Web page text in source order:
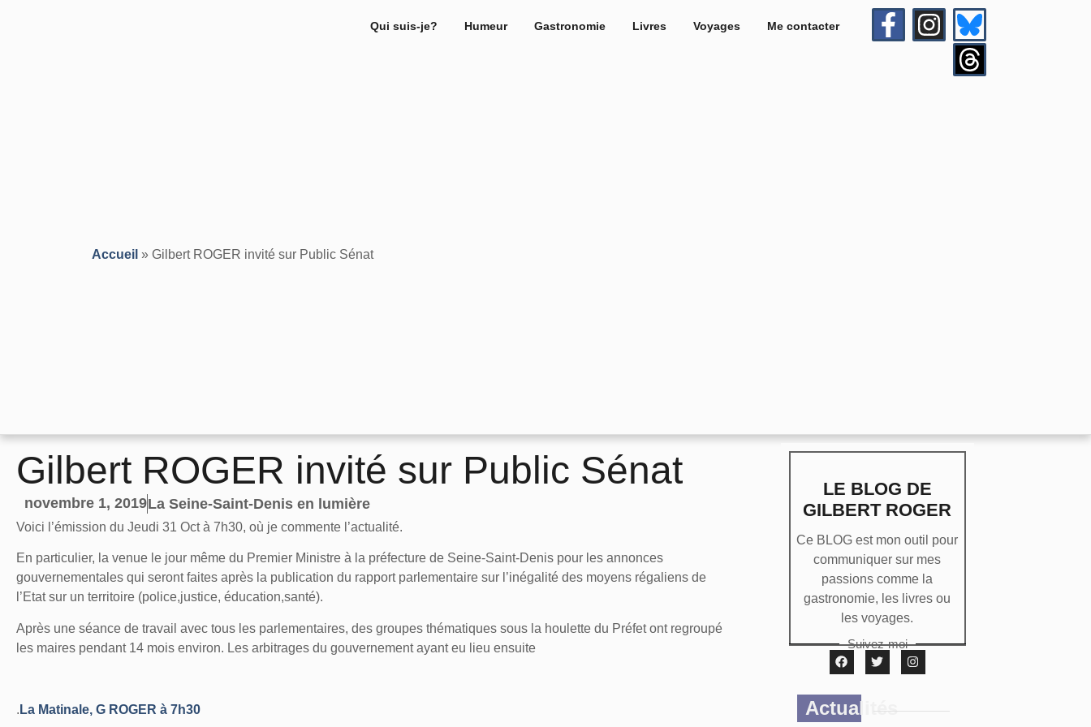
Qui suis-je? Humeur Gastronomie Livres Voyages Me contacter
Accueil » Gilbert ROGER invité sur Public Sénat
Gilbert ROGER invité sur Public Sénat
novembre 1, 2019La Seine-Saint-Denis en lumière
Voici l’émission du Jeudi 31 Oct à 7h30, où je commente l’actualité.
En particulier, la venue le jour même du Premier Ministre à la préfecture de Seine-Saint-Denis pour les annonces
gouvernementales qui seront faites après la publication du rapport parlementaire sur l’inégalité des moyens régaliens de
l’Etat sur un territoire (police,justice, éducation,santé).
Après une séance de travail avec tous les parlementaires, des groupes thématiques sous la houlette du Préfet ont regroupé
les maires pendant 14 mois environ. Les arbitrages du gouvernement ayant eu lieu ensuite
. La Matinale, G ROGER à 7h30
LE BLOG DE
GILBERT ROGER
Ce BLOG est mon outil pour
communiquer sur mes
passions comme la
gastronomie, les livres ou
les voyages.
Suivez-moi
Actualités